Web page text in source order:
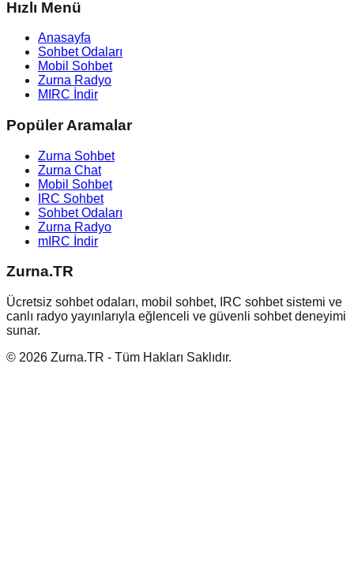
Hızlı Menü
Anasayfa
Sohbet Odaları
Mobil Sohbet
Zurna Radyo
MIRC İndir
Popüler Aramalar
Zurna Sohbet
Zurna Chat
Mobil Sohbet
IRC Sohbet
Sohbet Odaları
Zurna Radyo
mIRC İndir
Zurna.TR
Ücretsiz sohbet odaları, mobil sohbet, IRC sohbet sistemi ve
canlı radyo yayınlarıyla eğlenceli ve güvenli sohbet deneyimi
sunar.
© 2026 Zurna.TR - Tüm Hakları Saklıdır.